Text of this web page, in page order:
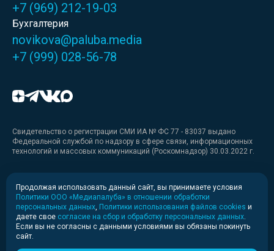
+7 (969) 212-19-03
Бухгалтерия
novikova@paluba.media
+7 (999) 028-56-78
Свидетельство о регистрации СМИ ИА № ФС 77 - 83037 выдано
Федеральной службой по надзору в сфере связи, информационных
технологий и массовых коммуникаций (Роскомнадзор) 30.03.2022 г.
Медиакит
Медиакит для печати
Политика конфиденциальности
© 2020-2026 Информационное агентство «Медиапалуба»
Продолжая использовать данный сайт, вы принимаете условия
Политики ООО «Медиапалуба» в отношении обработки
персональных данных Политики использования файлов cookies и
даете свое согласие на сбор и обработку персональных данных
Если вы не согласны с данными условиями вы обязаны покинуть
сайт.